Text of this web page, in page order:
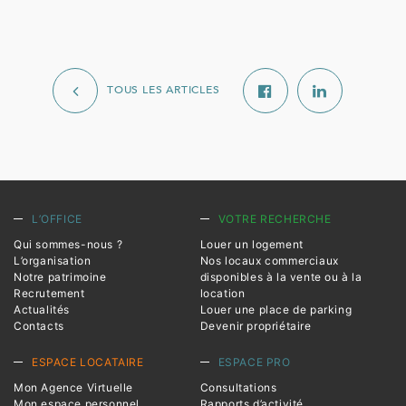
TOUS LES ARTICLES
L’OFFICE
Qui sommes-nous ?
L’organisation
Notre patrimoine
Recrutement
Actualités
Contacts
VOTRE RECHERCHE
Louer un logement
Nos locaux commerciaux
disponibles à la vente ou à la
location
Louer une place de parking
Devenir propriétaire
ESPACE LOCATAIRE
Mon Agence Virtuelle
ESPACE PRO
Consultations